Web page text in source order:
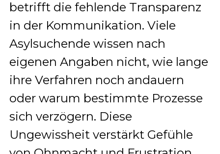
betrifft die fehlende Transparenz
in der Kommunikation. Viele
Asylsuchende wissen nach
eigenen Angaben nicht, wie lange
ihre Verfahren noch andauern
oder warum bestimmte Prozesse
sich verzögern. Diese
Ungewissheit verstärkt Gefühle